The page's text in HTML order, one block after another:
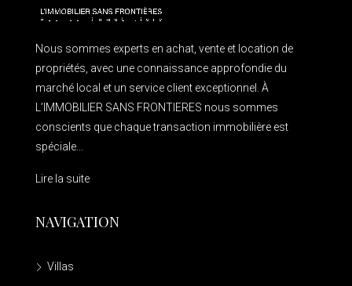
Nous sommes experts en achat, vente et location de
propriétés, avec une connaissance approfondie du
marché local et un service client exceptionnel. À
L’IMMOBILIER SANS FRONTIERES nous sommes
conscients que chaque transaction immobilière est
spéciale...
Lire la suite
NAVIGATION
Villas